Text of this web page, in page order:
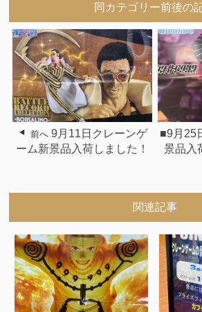
同カテゴリー前後の
前へ 9月11日クレーンゲ
ーム新景品入荷しました！
■9月25
景品入
関連記事